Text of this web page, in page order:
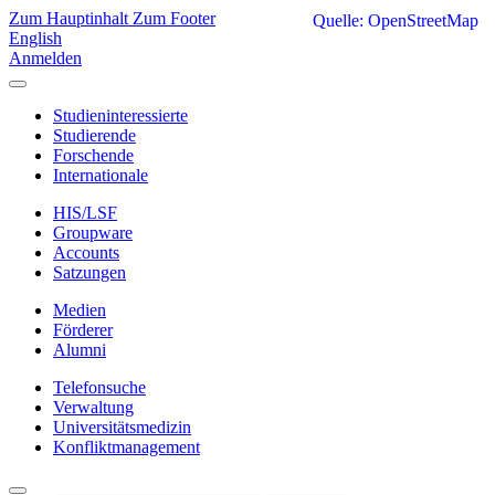
Zum Hauptinhalt Zum Footer
English
Anmelden
Studieninteressierte
Studierende
Forschende
Internationale
HIS/LSF
Groupware
Accounts
Satzungen
Medien
Förderer
Alumni
Telefonsuche
Verwaltung
Universitätsmedizin
Konfliktmanagement
Quelle: OpenStreetMap